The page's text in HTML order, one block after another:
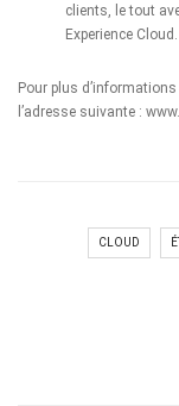
clients, le tout
Experience Cloud.
Pour plus
l’adresse suivante :
CLOUD